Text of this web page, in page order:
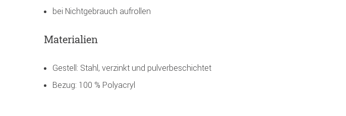
bei Nichtgebrauch aufrollen
Materialien
Gestell: Stahl, verzinkt und pulverbeschichtet
Bezug: 100 % Polyacryl